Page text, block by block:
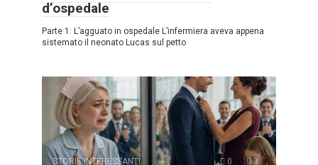
d’ospedale
Parte 1: L’agguato in ospedale L’infermiera aveva appena
sistemato il neonato Lucas sul petto
STORIE INTERESSANTI 0 3